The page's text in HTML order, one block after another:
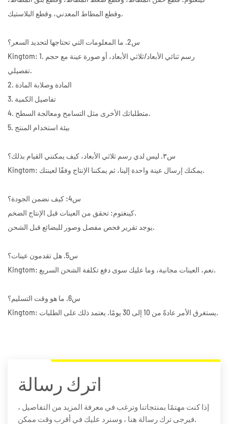
وقطع المطاط المعدني، وقطع البلاستيك.
س2. ما المعلومات التي تحتاجها لتحديد السعر؟
Kingtom: 1. رسم ثنائي الأبعاد/ثلاثي الأبعاد، أو صورة عينة مع حجم
تفصيلي.
2. المادة وصلابة المادة
3. تفاصيل الكمية
4. متطلباتك الأخرى مثل التسامح ومعالجة السطح.
5. بيئة استخدام المنتج
س٣. ليس لدي رسم ثلاثي الأبعاد، كيف يمكنني القيام بذلك؟
Kingtom: يمكنك إرسال عينة واحدة إلينا، ثم يمكننا الإنتاج وفقًا لعينتك.
س4: كيف نضمن الجودة؟
كينغتوم: تحقق من العينات قبل الإنتاج الضخم.
يوجد تقرير فحص مفصل وصور للبضائع قبل الشحن.
س5. هل تقدمون عينات؟
Kingtom: نعم، العينات مجانية، وما عليك سوى دفع تكلفة الشحن السريع.
س6. ما هو وقت التسليم؟
Kingtom: يستغرق الأمر عادةً من 10 إلى 30 يومًا. يعتمد ذلك على الطلبات.
اترك رسالة
إذا كنت مهتمًا بمنتجاتنا وترغب في معرفة المزيد من التفاصيل ،
فيرجى ترك رسالة هنا ، وسنرد عليك في أقرب وقت ممكن.